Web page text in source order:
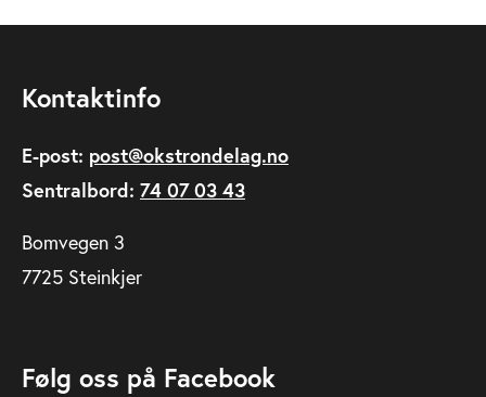
Kontaktinfo
E-post: post@okstrondelag.no
Sentralbord: 74 07 03 43
Bomvegen 3
7725 Steinkjer
Følg oss på Facebook